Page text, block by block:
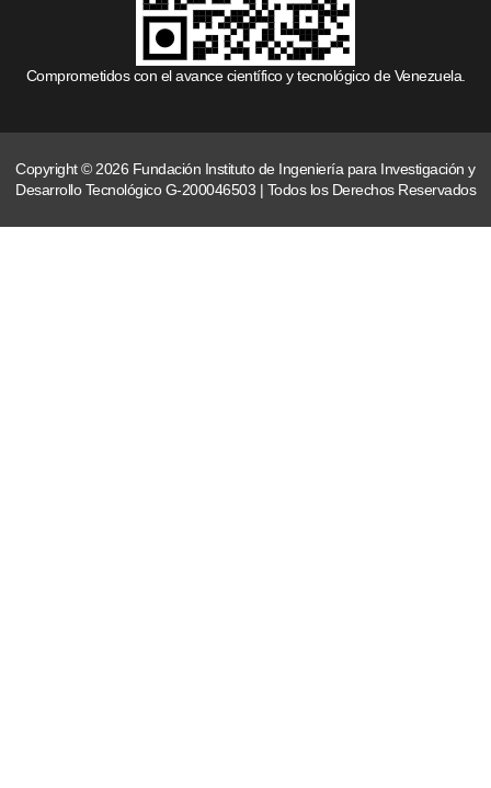
Comprometidos con el avance científico y tecnológico de Venezuela.
Copyright © 2026 Fundación Instituto de Ingeniería para Investigación y
Desarrollo Tecnológico G-200046503 | Todos los Derechos Reservados